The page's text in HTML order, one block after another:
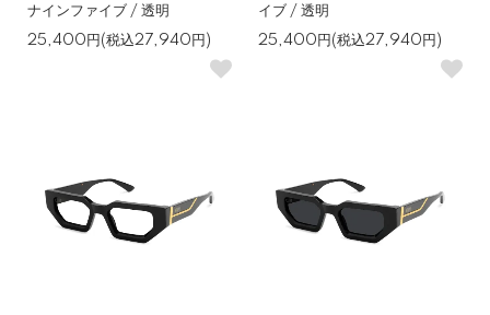
ナインファイブ / 透明
25,400円(税込27,940円)
イブ / 透明
25,400円(税込27,940円)